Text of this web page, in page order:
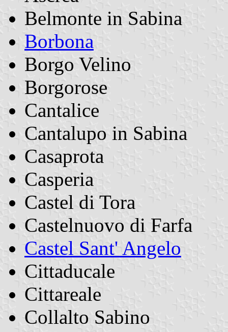
Belmonte in Sabina
Borbona
Borgo Velino
Borgorose
Cantalice
Cantalupo in Sabina
Casaprota
Casperia
Castel di Tora
Castelnuovo di Farfa
Castel Sant' Angelo
Cittaducale
Cittareale
Collalto Sabino